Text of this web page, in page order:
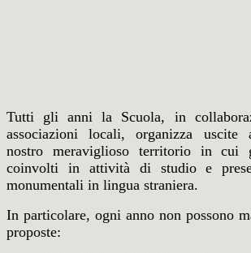
Tutti gli anni la Scuola, in
associazioni locali, organizza uscite
nostro meraviglioso territorio in cui
coinvolti in attività di studio e
monumentali in lingua straniera.
In particolare, ogni anno non possono
proposte: